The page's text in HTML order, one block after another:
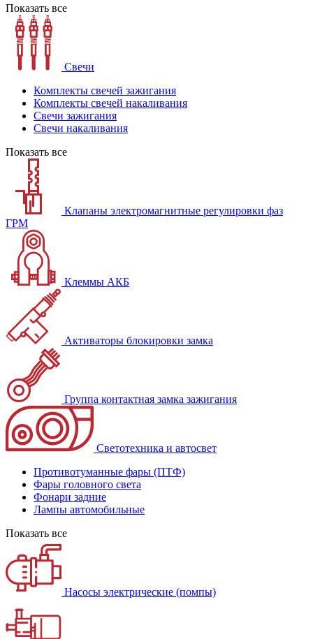
Показать все
Свечи
Комплекты свечей зажигания
Комплекты свечей накаливания
Свечи зажигания
Свечи накаливания
Показать все
Клапаны электромагнитные регулировки фаз
ГРМ
Клеммы АКБ
Активаторы блокировки замка
Группа контактная замка зажигания
Светотехника и автосвет
Противотуманные фары (ПТФ)
Фары головного света
Фонари задние
Лампы автомобильные
Показать все
Насосы электрические (помпы)